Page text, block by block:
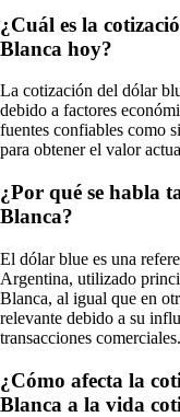
¿Cuál es la
Blanca hoy?
La cotización del dólar
debido a factores
fuentes confiables como
para obtener el valor
¿Por qué se habla
Blanca?
El dólar blue es una
Argentina, utilizado
Blanca, al igual que en
relevante debido a su
transacciones comerciales.
¿Cómo afecta la
Blanca a la vida